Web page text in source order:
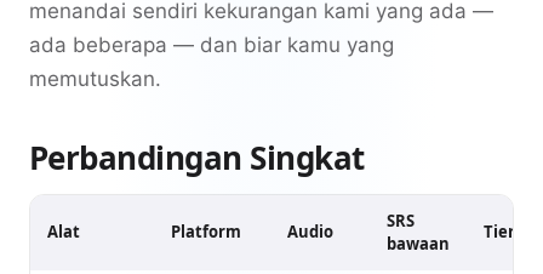
menandai sendiri kekurangan kami yang ada —
ada beberapa — dan biar kamu yang
memutuskan.
Perbandingan Singkat
Alat Platform Audio
SRS
bawaan
Tier